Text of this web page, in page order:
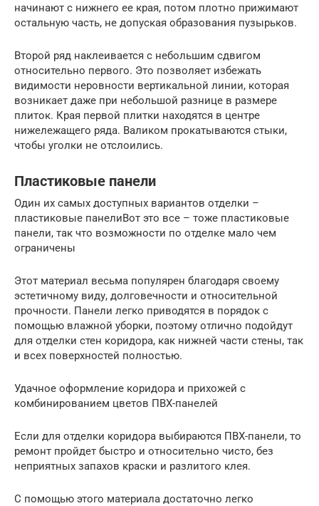
начинают с нижнего ее края, потом плотно прижимают
остальную часть, не допуская образования пузырьков.
Второй ряд наклеивается с небольшим сдвигом
относительно первого. Это позволяет избежать
видимости неровности вертикальной линии, которая
возникает даже при небольшой разнице в размере
плиток. Края первой плитки находятся в центре
нижележащего ряда. Валиком прокатываются стыки,
чтобы уголки не отслоились.
Пластиковые панели
Один их самых доступных вариантов отделки –
пластиковые панелиВот это все – тоже пластиковые
панели, так что возможности по отделке мало чем
ограничены
Этот материал весьма популярен благодаря своему
эстетичному виду, долговечности и относительной
прочности. Панели легко приводятся в порядок с
помощью влажной уборки, поэтому отлично подойдут
для отделки стен коридора, как нижней части стены, так
и всех поверхностей полностью.
Удачное оформление коридора и прихожей с
комбинированием цветов ПВХ-панелей
Если для отделки коридора выбираются ПВХ-панели, то
ремонт пройдет быстро и относительно чисто, без
неприятных запахов краски и разлитого клея.
С помощью этого материала достаточно легко